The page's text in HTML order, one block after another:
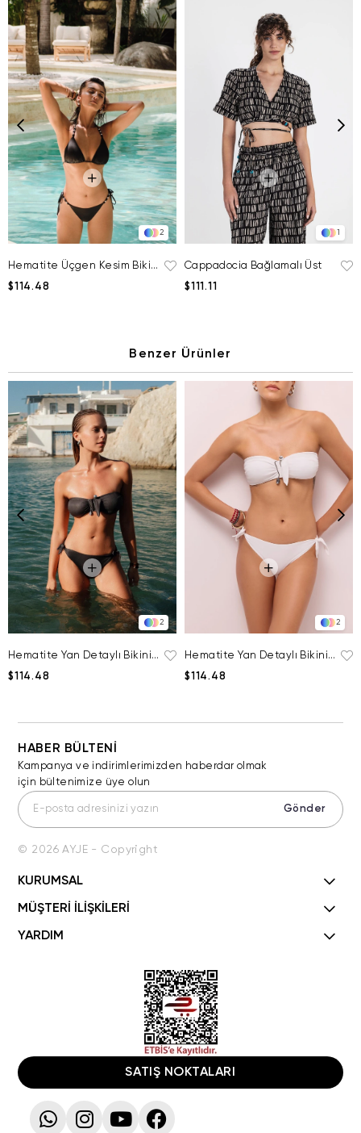
2
Hematite Üçgen Kesim Bikini Üstü
$114.48
1
Cappadocia Bağlamalı Üst
$111.11
Benzer Ürünler
2
Hematite Yan Detaylı Bikini Altı
$114.48
2
Hematite Yan Detaylı Bikini Altı
$114.48
HABER BÜLTENİ
Kampanya ve indirimlerimizden haberdar olmak
için bültenimize üye olun
Gönder
© 2026 AYJE - Copyright
KURUMSAL
MÜŞTERİ İLİŞKİLERİ
YARDIM
SATIŞ NOKTALARI